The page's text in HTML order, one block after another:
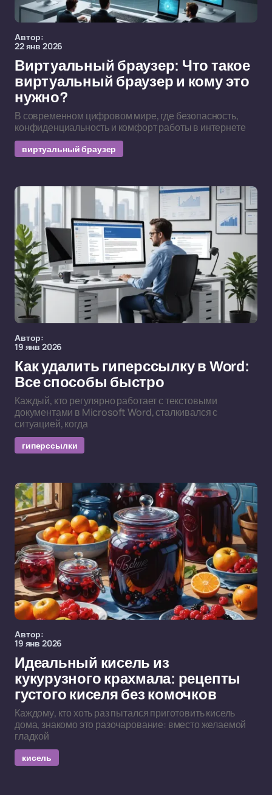
Автор:
22 янв 2026
Виртуальный браузер: Что такое
виртуальный браузер и кому это
нужно?
В современном цифровом мире, где безопасность,
конфиденциальность и комфорт работы в интернете
виртуальный браузер
Автор:
19 янв 2026
Как удалить гиперссылку в Word:
Все способы быстро
Каждый, кто регулярно работает с текстовыми
документами в Microsoft Word, сталкивался с
ситуацией, когда
гиперссылки
Автор:
19 янв 2026
Идеальный кисель из
кукурузного крахмала: рецепты
густого киселя без комочков
Каждому, кто хоть раз пытался приготовить кисель
дома, знакомо это разочарование: вместо желаемой
гладкой
кисель